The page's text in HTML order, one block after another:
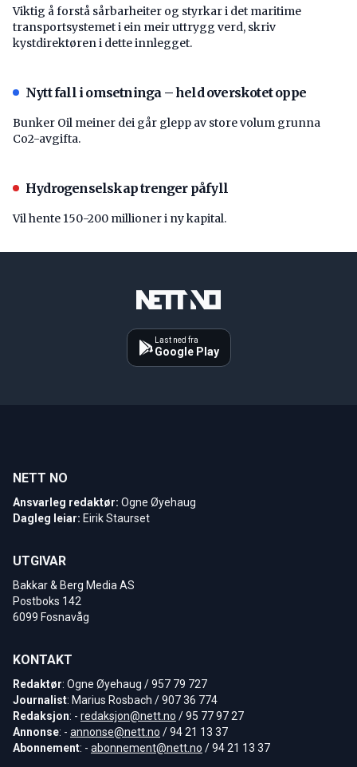
Viktig å forstå ­sårbarheiter og styrkar i det maritime
transport­systemet i ein meir uttrygg verd, skriv
kystdirektøren i dette innlegget.
Nytt fall i omsetninga – held overskotet oppe
Bunker Oil meiner dei går glepp av store volum grunna
Co2-avgifta.
Hydrogenselskap trenger påfyll
Vil hente 150-200 millioner i ny kapital.
Last ned fra
Google Play
NETT NO
Ansvarleg redaktør: Ogne Øyehaug
Dagleg leiar: Eirik Staurset
UTGIVAR
Bakkar & Berg Media AS
Postboks 142
6099 Fosnavåg
KONTAKT
Redaktør: Ogne Øyehaug / 957 79 727
Journalist: Marius Rosbach / 907 36 774
Redaksjon: - redaksjon@nett.no / 95 77 97 27
Annonse: - annonse@nett.no / 94 21 13 37
Abonnement: - abonnement@nett.no / 94 21 13 37